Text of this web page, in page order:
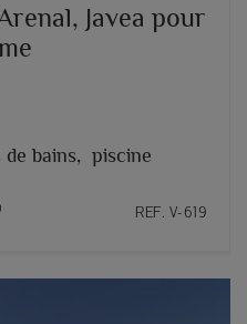
Javea pour
de bains, piscine
REF. V-619